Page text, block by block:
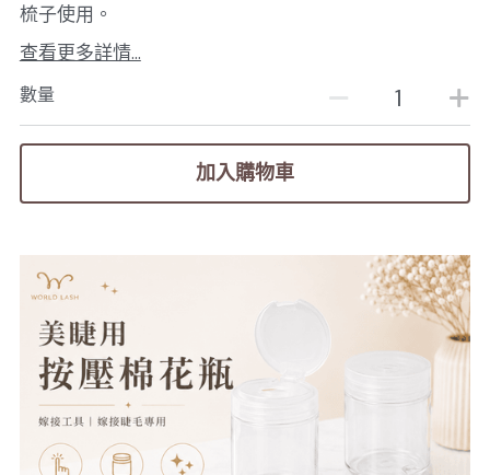
梳子使用。
查看更多詳情...
數量
加入購物車